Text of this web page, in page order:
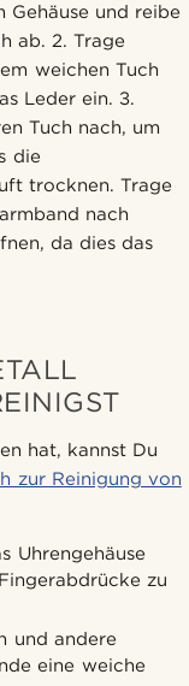
Gehäuse und reibe
ab. 2. Trage
weichen Tuch
Leder ein. 3.
Tuch nach, um
die
trocknen. Trage
nach
da dies das
hat, kannst Du
zur Reinigung von
Uhrengehäuse
zu
und andere
eine weiche